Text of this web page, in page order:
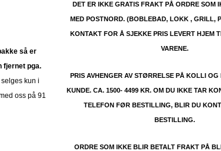
så er
fjernet pga.
kun i
oss på 91
DET ER IKKE GRATIS FRAKT PÅ ORDRE SOM
MED POSTNORD. (BOBLEBAD, LOKK , GRILL,
KONTAKT FOR Å SJEKKE PRIS LEVERT HJEM
VARENE.
PRIS AVHENGER AV STØRRELSE PÅ KOLLI OG
KUNDE. CA. 1500- 4499 KR. OM DU IKKE TAR
TELEFON FØR BESTILLING, BLIR DU
BESTILLING.
ORDRE SOM IKKE BLIR BETALT FRAKT PÅ